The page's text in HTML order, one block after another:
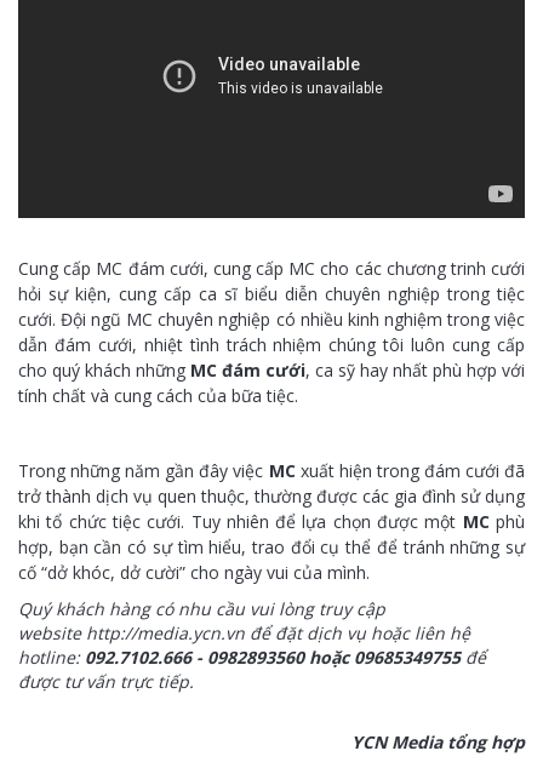
Cung cấp MC đám cưới, cung cấp MC cho các chương trinh cưới
hỏi sự kiện, cung cấp ca sĩ biểu diễn chuyên nghiệp trong tiệc
cưới. Đội ngũ MC chuyên nghiệp có nhiều kinh nghiệm trong việc
dẫn đám cưới, nhiệt tình trách nhiệm chúng tôi luôn cung cấp
cho quý khách những MC đám cưới, ca sỹ hay nhất phù hợp với
tính chất và cung cách của bữa tiệc.
Trong những năm gần đây việc MCxuất hiện trong đám cưới đã
trở thành dịch vụ quen thuộc, thường được các gia đình sử dụng
khi tổ chức tiệc cưới. Tuy nhiên để lựa chọn được một MCphù
hợp, bạn cần có sự tìm hiểu, trao đổi cụ thể để tránh những sự
cố “dở khóc, dở cười” cho ngày vui của mình.
Quý khách hàng có nhu cầu vui lòng truy cập
website http://media.ycn.vn để đặt dịch vụ hoặc liên hệ
hotline: 092.7102.666 - 0982893560 hoặc 09685349755 để
được tư vấn trực tiếp.
YCN Media tổng hợp